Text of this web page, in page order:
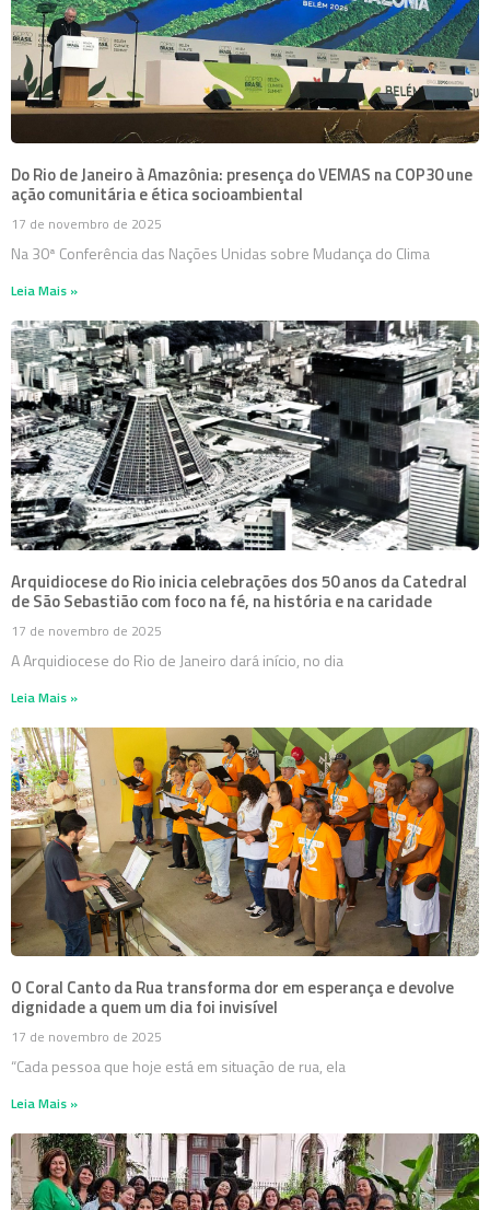
Do Rio de Janeiro à Amazônia: presença do VEMAS na COP30 une
ação comunitária e ética socioambiental
17 de novembro de 2025
Na 30ª Conferência das Nações Unidas sobre Mudança do Clima
Leia Mais »
Arquidiocese do Rio inicia celebrações dos 50 anos da Catedral
de São Sebastião com foco na fé, na história e na caridade
17 de novembro de 2025
A Arquidiocese do Rio de Janeiro dará início, no dia
Leia Mais »
O Coral Canto da Rua transforma dor em esperança e devolve
dignidade a quem um dia foi invisível
17 de novembro de 2025
“Cada pessoa que hoje está em situação de rua, ela
Leia Mais »